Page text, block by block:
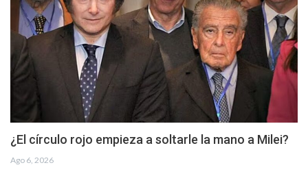
¿El círculo rojo empieza a soltarle la mano a Milei?
Ago 6, 2026